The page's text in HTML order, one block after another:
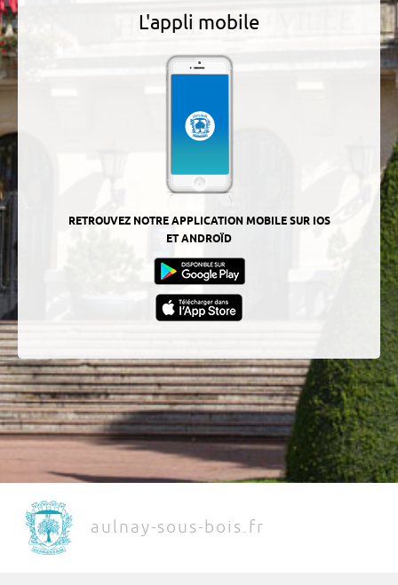
L'appli mobile
RETROUVEZ NOTRE APPLICATION MOBILE SUR IOS
ET ANDROÏD
aulnay-sous-bois.fr